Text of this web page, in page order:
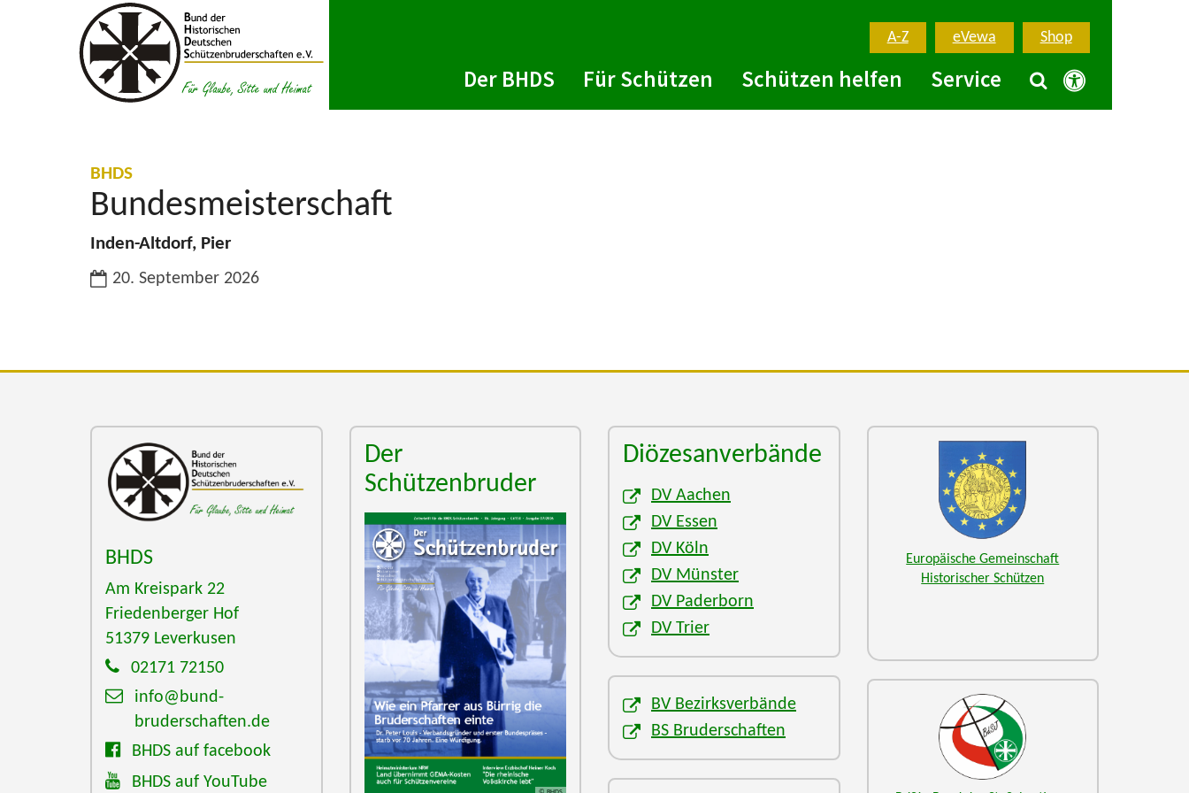
Zum Inhalt springen
A-Z eVewa Shop
Der BHDS Für Schützen Schützen helfen Service
BHDS:
Bundesmeisterschaft
Inden-Altdorf, Pier
Datum:
20. September 2026
BHDS
Am Kreispark 22
Friedenberger Hof
51379 Leverkusen
02171 72150
info@bund-
bruderschaften.de
BHDS auf facebook
BHDS auf YouTube
Der
Schützenbruder
Diözesanverbände
DV Aachen
DV Essen
DV Köln
DV Münster
DV Paderborn
DV Trier
BV Bezirksverbände
BS Bruderschaften
Europäische Gemeinschaft
Historischer Schützen